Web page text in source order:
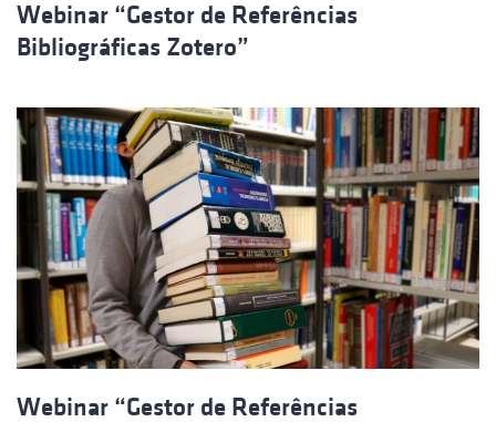
Webinar “Gestor de Referências
Bibliográficas Zotero”
Webinar “Gestor de Referências